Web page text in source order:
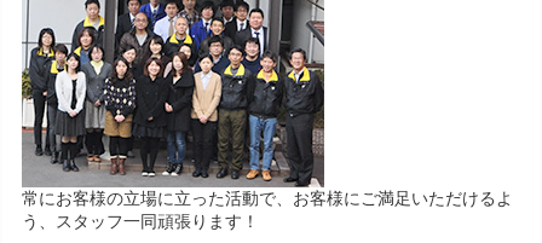
常にお客様の立場に立った活動で、お客様にご満足いただけるよ
う、スタッフ一同頑張ります！